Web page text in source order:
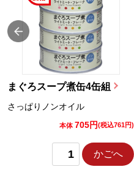
まぐろスープ煮缶4缶組
さっぱりノンオイル
本体 705円(税込761円)
かごへ